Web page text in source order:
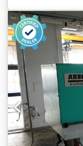
skersmuo: 20